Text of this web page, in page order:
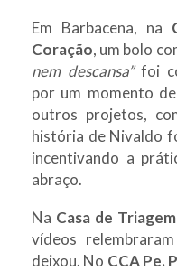
Em Barbacena, na
Coração, um bolo
nem descansa” foi
por um momento
outros projetos,
história de Nivaldo
incentivando a
abraço.
Na Casa de
vídeos
deixou. No CCA Pe.